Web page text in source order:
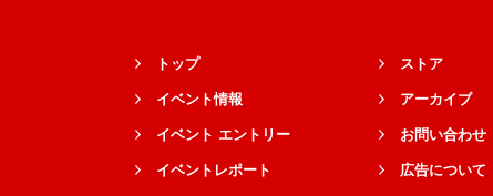
トップ
イベント情報
イベント エントリー
イベントレポート
ストア
アーカイブ
お問い合わせ
広告について